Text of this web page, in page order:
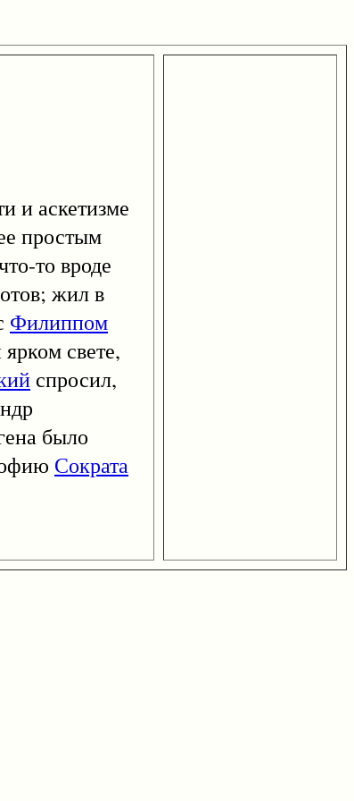
аскетизме
простым
то вроде
жил в
Филиппом
свете,
спросил,
было
Сократа